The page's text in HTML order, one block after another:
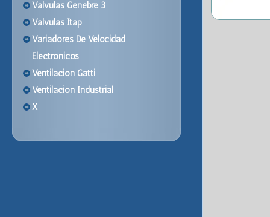
Valvulas Genebre 3
Valvulas Itap
Variadores De Velocidad
Electronicos
Ventilacion Gatti
Ventilacion Industrial
X